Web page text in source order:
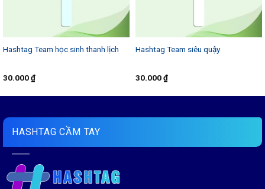
Hashtag Team học sinh thanh lịch
30.000₫
Hashtag Team siêu quậy
30.000₫
HASHTAG CẦM TAY